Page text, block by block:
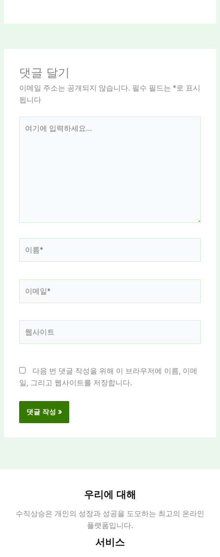
댓글 달기
이메일 주소는 공개되지 않습니다. 필수 필드는*로 표시
됩니다
*
다음 번 댓글 작성을 위해 이 브라우저에 이름, 이메
일, 그리고 웹사이트를 저장합니다.
우리에 대해
수직상승은 개인의 성장과 성공을 도모하는 최고의 온라인
플랫폼입니다.
서비스